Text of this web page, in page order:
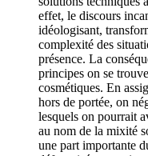
effet, le discours
idéologisant,
complexité des
présence. La
principes on se
cosmétiques. En
hors de portée, on
lesquels on pourrait
au nom de la mixité
une part importante